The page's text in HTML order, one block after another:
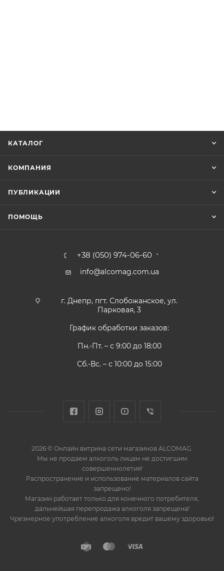
КАТАЛОГ
КОМПАНИЯ
ПУБЛИКАЦИИ
ПОМОЩЬ
+38 (050) 974-06-60
info@alcomag.com.ua
г. Днепр, пгт. Слобожанское, ул.
Парковая, 3
График обработки заказов:
Пн.-Пт. – с 9:00 до 18:00
Сб.-Вс. – с 10:00 до 15:00
2026 © Онлайн витрина сети магазинов ALCOMAG.
Мы не продаем алкоголь лицам не достигшим
совершеннолетия!
Распространение и использование материалов сайта
запрещено!
Магазин работает только для конечного потребителя,
дальнейшая перепродажа алкоголя запрещена!
Чрезмерное употребление алкоголя вредит вашему здоровью!